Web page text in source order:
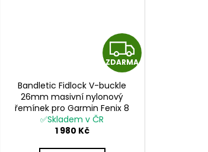
Z
D
ZDARMA
Bandletic Fidlock V-buckle
26mm masivní nylonový
řemínek pro Garmin Fenix 8
Enduro 3 QuickFit
✅Skladem v ČR
1 980 Kč